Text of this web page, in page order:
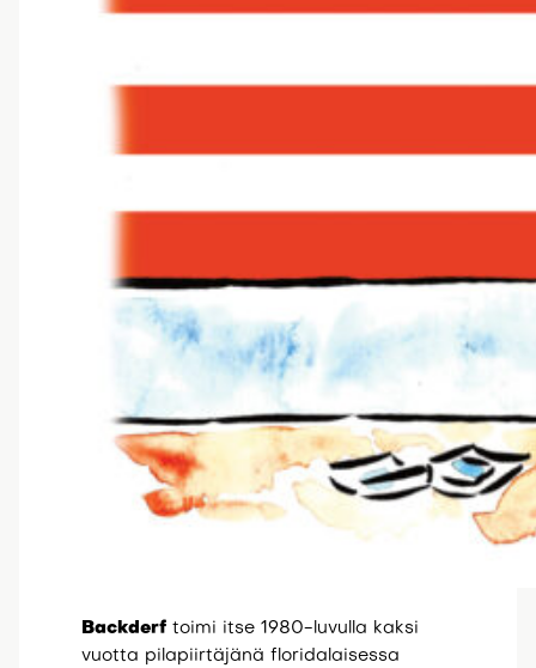
Backderftoimi itse 1980-luvulla kaksi
vuotta pilapiirtäjänä floridalaisessa